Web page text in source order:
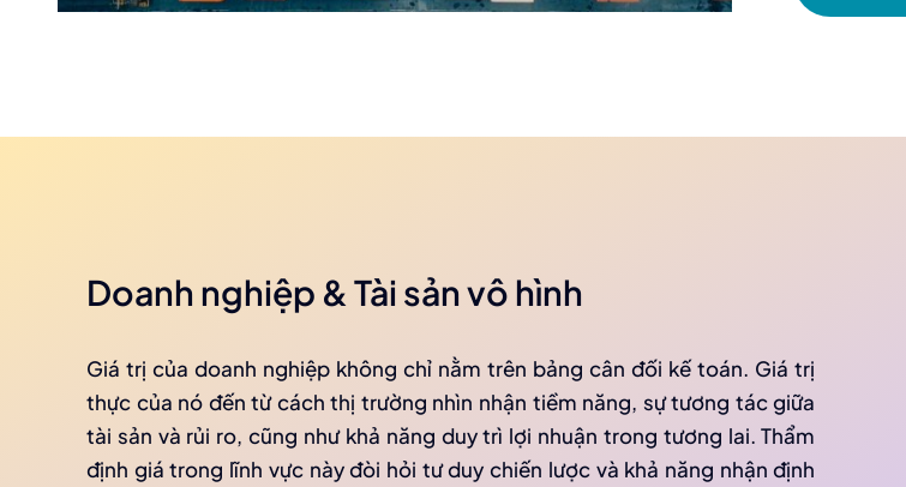
Doanh nghiệp & Tài sản vô hình
Giá trị của doanh nghiệp không chỉ nằm trên bảng cân đối kế toán. Giá trị
thực của nó đến từ cách thị trường nhìn nhận tiềm năng, sự tương tác giữa
tài sản và rủi ro, cũng như khả năng duy trì lợi nhuận trong tương lai. Thẩm
định giá trong lĩnh vực này đòi hỏi tư duy chiến lược và khả năng nhận định